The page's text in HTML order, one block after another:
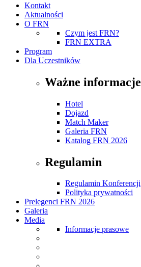
Kontakt
Aktualności
O FRN
Czym jest FRN?
FRN EXTRA
Program
Dla Uczestników
Ważne informacje
Hotel
Dojazd
Match Maker
Galeria FRN
Katalog FRN 2026
Regulamin
Regulamin Konferencji
Polityka prywatności
Prelegenci FRN 2026
Galeria
Media
Informacje prasowe